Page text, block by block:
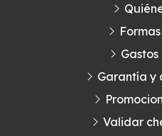
Garantía y
Validar